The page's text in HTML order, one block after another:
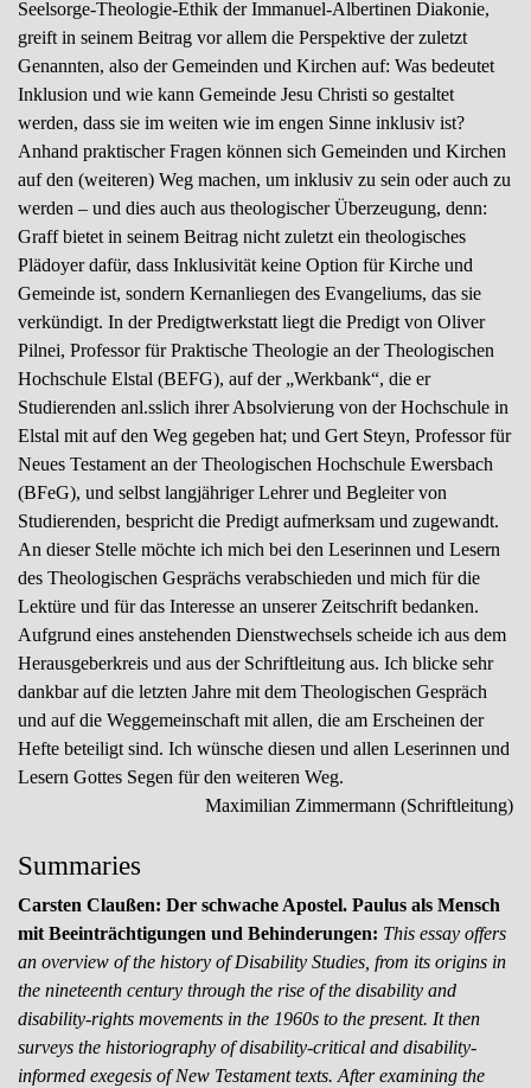
Seelsorge-Theologie-Ethik der Immanuel-Albertinen Diakonie,
greift in seinem Beitrag vor allem die Perspektive der zuletzt
Genannten, also der Gemeinden und Kirchen auf: Was bedeutet
Inklusion und wie kann Gemeinde Jesu Christi so gestaltet
werden, dass sie im weiten wie im engen Sinne inklusiv ist?
Anhand praktischer Fragen können sich Gemeinden und Kirchen
auf den (weiteren) Weg machen, um inklusiv zu sein oder auch zu
werden – und dies auch aus theologischer Überzeugung, denn:
Graff bietet in seinem Beitrag nicht zuletzt ein theologisches
Plädoyer dafür, dass Inklusivität keine Option für Kirche und
Gemeinde ist, sondern Kernanliegen des Evangeliums, das sie
verkündigt. In der Predigtwerkstatt liegt die Predigt von Oliver
Pilnei, Professor für Praktische Theologie an der Theologischen
Hochschule Elstal (BEFG), auf der „Werkbank“, die er
Studierenden anl.sslich ihrer Absolvierung von der Hochschule in
Elstal mit auf den Weg gegeben hat; und Gert Steyn, Professor für
Neues Testament an der Theologischen Hochschule Ewersbach
(BFeG), und selbst langjähriger Lehrer und Begleiter von
Studierenden, bespricht die Predigt aufmerksam und zugewandt.
An dieser Stelle möchte ich mich bei den Leserinnen und Lesern
des Theologischen Gesprächs verabschieden und mich für die
Lektüre und für das Interesse an unserer Zeitschrift bedanken.
Aufgrund eines anstehenden Dienstwechsels scheide ich aus dem
Herausgeberkreis und aus der Schriftleitung aus. Ich blicke sehr
dankbar auf die letzten Jahre mit dem Theologischen Gespräch
und auf die Weggemeinschaft mit allen, die am Erscheinen der
Hefte beteiligt sind. Ich wünsche diesen und allen Leserinnen und
Lesern Gottes Segen für den weiteren Weg.
Maximilian Zimmermann (Schriftleitung)
Summaries
Carsten Claußen: Der schwache Apostel. Paulus als Mensch
mit Beeinträchtigungen und Behinderungen: This essay offers
an overview of the history of Disability Studies, from its origins in
the nineteenth century through the rise of the disability and
disability-rights movements in the 1960s to the present. It then
surveys the historiography of disability-critical and disability-
informed exegesis of New Testament texts. After examining the